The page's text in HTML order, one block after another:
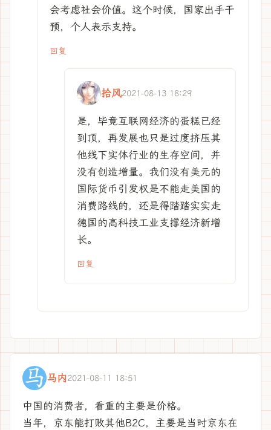
会考虑社会价值。这个时候，国家出手干
预，个人表示支持。
回复
拾风2021-08-13 18:29
是，毕竟互联网经济的蛋糕已经
到顶，再发展也只是过度挤压其
他线下实体行业的生存空间，并
没有创造增量。我们没有美元的
国际货币引发权是不能走美国的
消费路线的，还是得踏踏实实走
德国的高科技工业支撑经济新增
长。
回复
马内2021-08-11 18:51
中国的消费者，看重的主要是价格。
当年，京东能打败其他B2C，主要是当时京东在